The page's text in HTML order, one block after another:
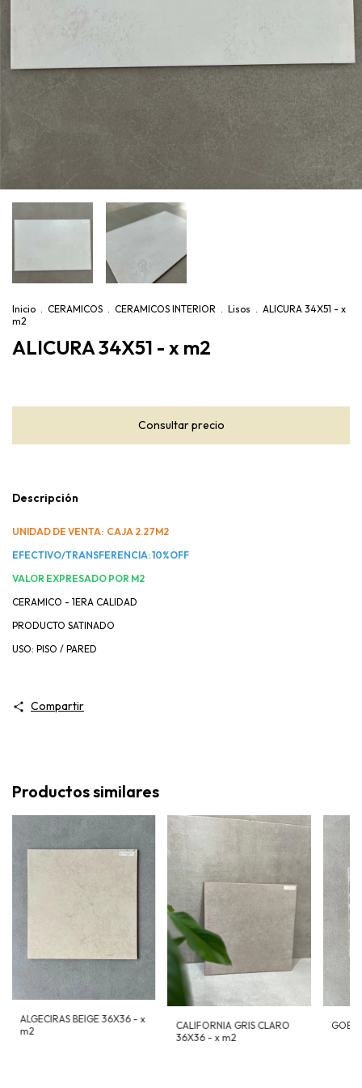
Inicio . CERAMICOS . CERAMICOS INTERIOR . Lisos . ALICURA 34X51 - x
m2
ALICURA 34X51 - x m2
Descripción
UNIDAD DE VENTA: CAJA 2.27M2
EFECTIVO/TRANSFERENCIA: 10%OFF
VALOR EXPRESADO POR M2
CERAMICO - 1ERA CALIDAD
PRODUCTO SATINADO
USO: PISO / PARED
Compartir
Productos similares
ALGECIRAS BEIGE 36X36 - x
m2
CALIFORNIA GRIS CLARO
36X36 - x m2
GOBI